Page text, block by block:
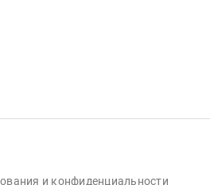
и конфиденциальности